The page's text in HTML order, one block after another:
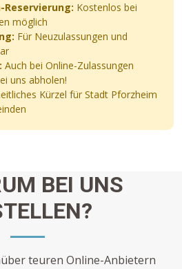
Reservierung: Kostenlos bei
möglich
Für Neuzulassungen und
Auch bei Online-Zulassungen
uns abholen!
Kürzel für Stadt Pforzheim
BEI UNS
teuren Online-Anbietern